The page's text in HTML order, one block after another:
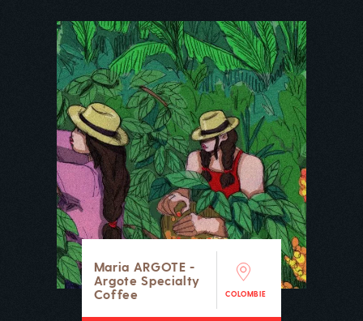
Maria ARGOTE -
Argote Specialty
Coffee
COLOMBIE